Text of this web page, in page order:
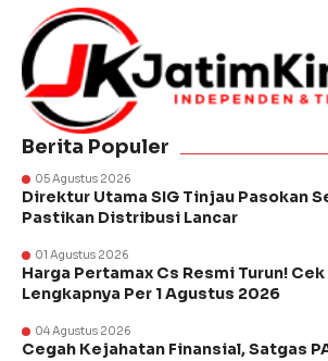
Berita Populer
05 Agustus 2026
Direktur Utama SIG Tinjau Pasokan
Pastikan Distribusi Lancar
01 Agustus 2026
Harga Pertamax Cs Resmi Turun!
Lengkapnya Per 1 Agustus 2026
04 Agustus 2026
Cegah Kejahatan Finansial, Satgas